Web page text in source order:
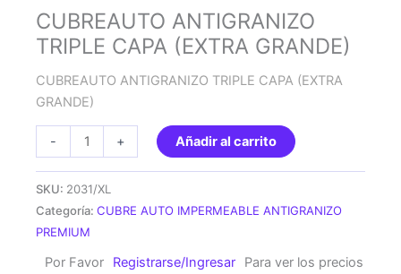
CUBREAUTO ANTIGRANIZO
TRIPLE CAPA (EXTRA GRANDE)
CUBREAUTO ANTIGRANIZO TRIPLE CAPA (EXTRA
GRANDE)
-
CUBREAUTO
ANTIGRANIZO
(EXTRA
cantidad
+ Añadir al carrito
SKU: 2031/XL
Categoría: CUBRE AUTO IMPERMEABLE ANTIGRANIZO
PREMIUM
Por Favor Registrarse/Ingresar
Para ver los precios